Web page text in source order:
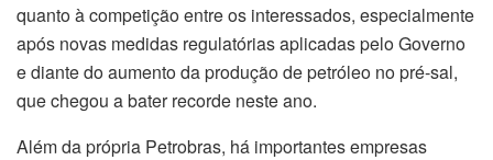
quanto à competição entre os interessados, especialmente
após novas medidas regulatórias aplicadas pelo Governo
e diante do aumento da produção de petróleo no pré-sal,
que chegou a bater recorde neste ano.
Além da própria Petrobras, há importantes empresas